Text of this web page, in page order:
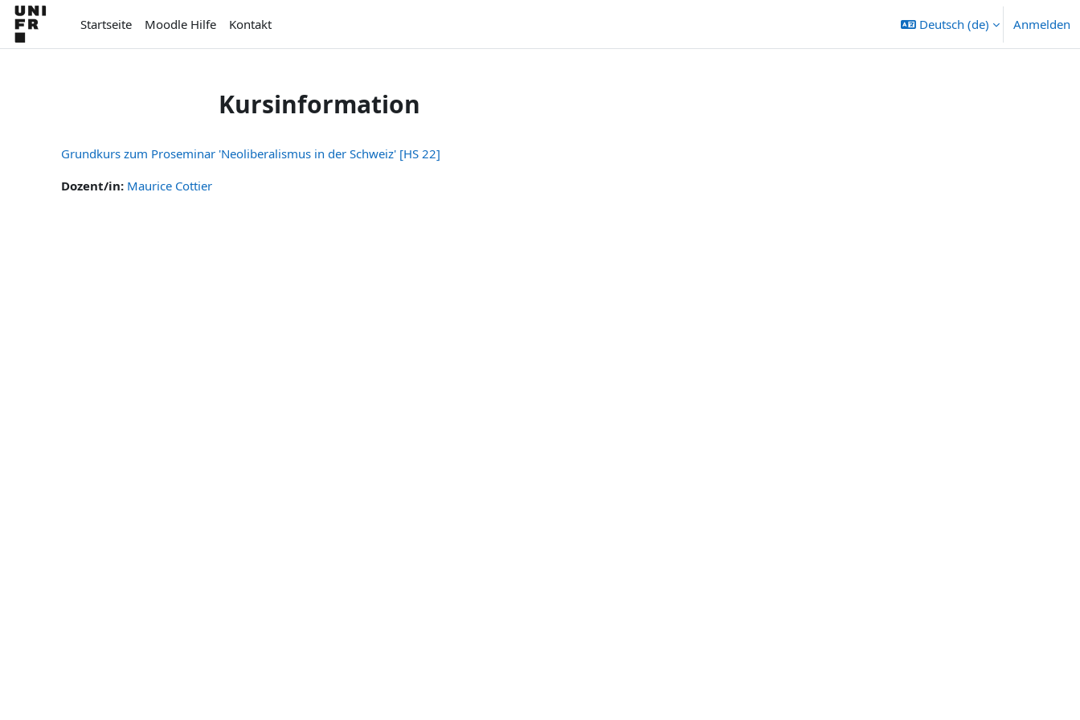
Zum Hauptinhalt
Startseite
Moodle Hilfe Kontakt Deutsch ‎(de)‎ Anmelden
Kursinformation
Grundkurs zum Proseminar 'Neoliberalismus in der Schweiz' [HS 22]
Dozent/in: Maurice Cottier